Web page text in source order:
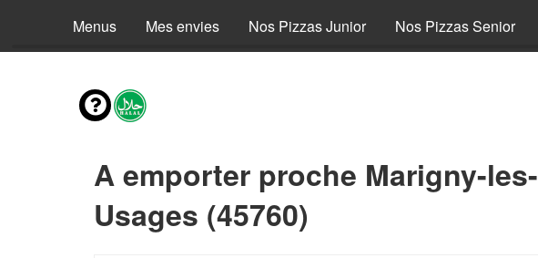
Menus Mes envies Nos Pizzas Junior Nos Pizzas Senior
A emporter proche Marigny-les-
Usages (45760)